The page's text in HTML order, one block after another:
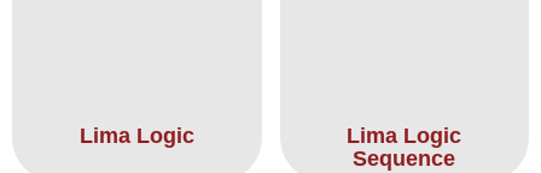
Lima Logic
Lima Logic
Sequence